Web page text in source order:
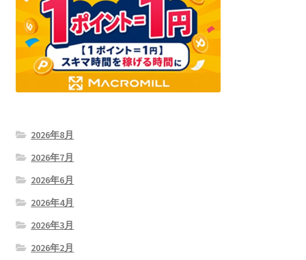
2026年8月
2026年7月
2026年6月
2026年4月
2026年3月
2026年2月